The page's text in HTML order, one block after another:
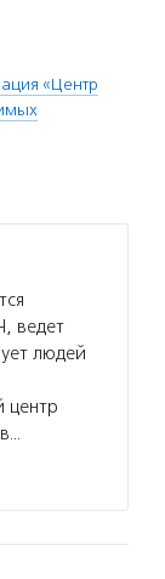
«Центр
ведет
людей
центр